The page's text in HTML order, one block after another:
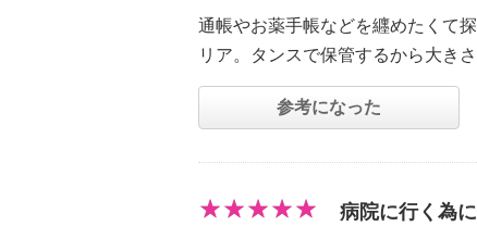
通帳やお薬手帳などを纒めたくて
リア。タンスで保管するから大き
参考になった
病院に行く為に